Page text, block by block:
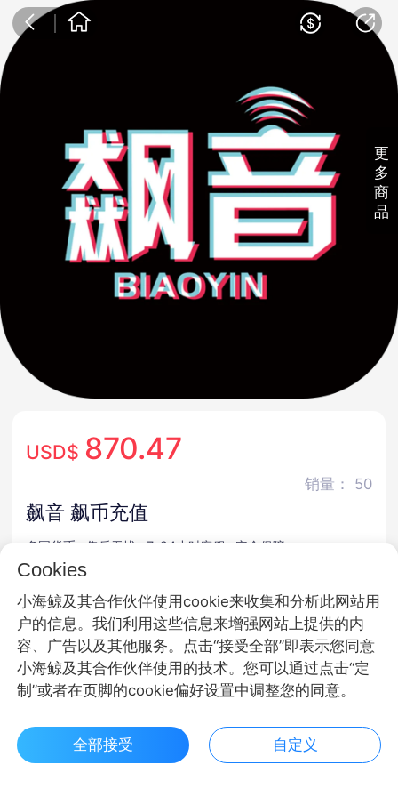
更
多
商
品
USD$ 870.47
销量： 50
飙音 飙币充值
多国货币 售后无忧 7*24小时客服 安全保障
商品规格
飚币
商品面额
5180000飙币 10000000飙币 50000000飙币
$ 870.47立即购买
Cookies
小海鲸及其合作伙伴使用cookie来收集和分析此网站用
户的信息。我们利用这些信息来增强网站上提供的内
容、广告以及其他服务。点击“接受全部”即表示您同意
小海鲸及其合作伙伴使用的技术。您可以通过点击“定
制”或者在页脚的cookie偏好设置中调整您的同意。
全部接受 自定义